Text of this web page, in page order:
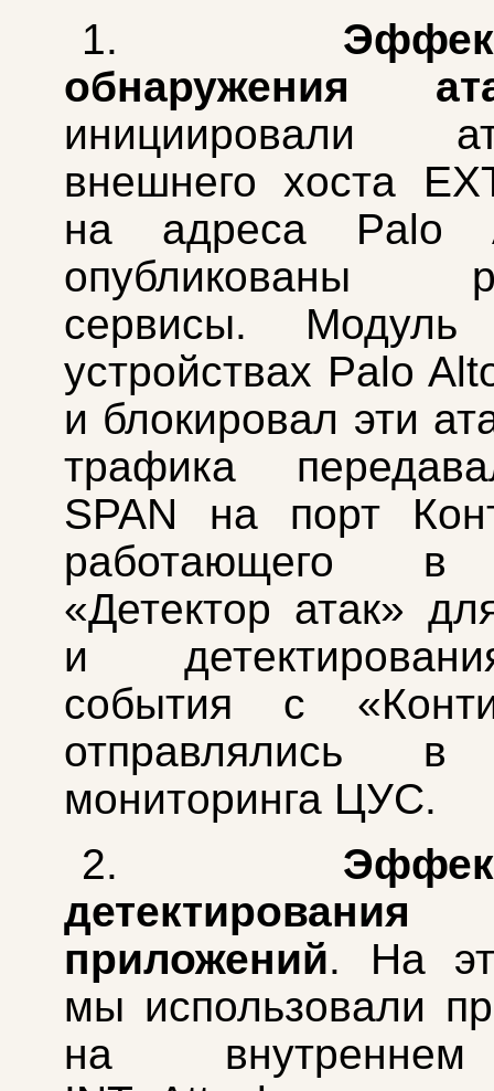
1.
обнаружения
инициировали
внешнего хоста
на адреса Palo
опубликованы
сервисы.
устройствах Palo
и блокировал эти
трафика
SPAN на порт
работающего в
«Детектор атак»
и
события с
отправлялись в
мониторинга ЦУС.
2.
детектирования
приложений. На
мы использовали
на